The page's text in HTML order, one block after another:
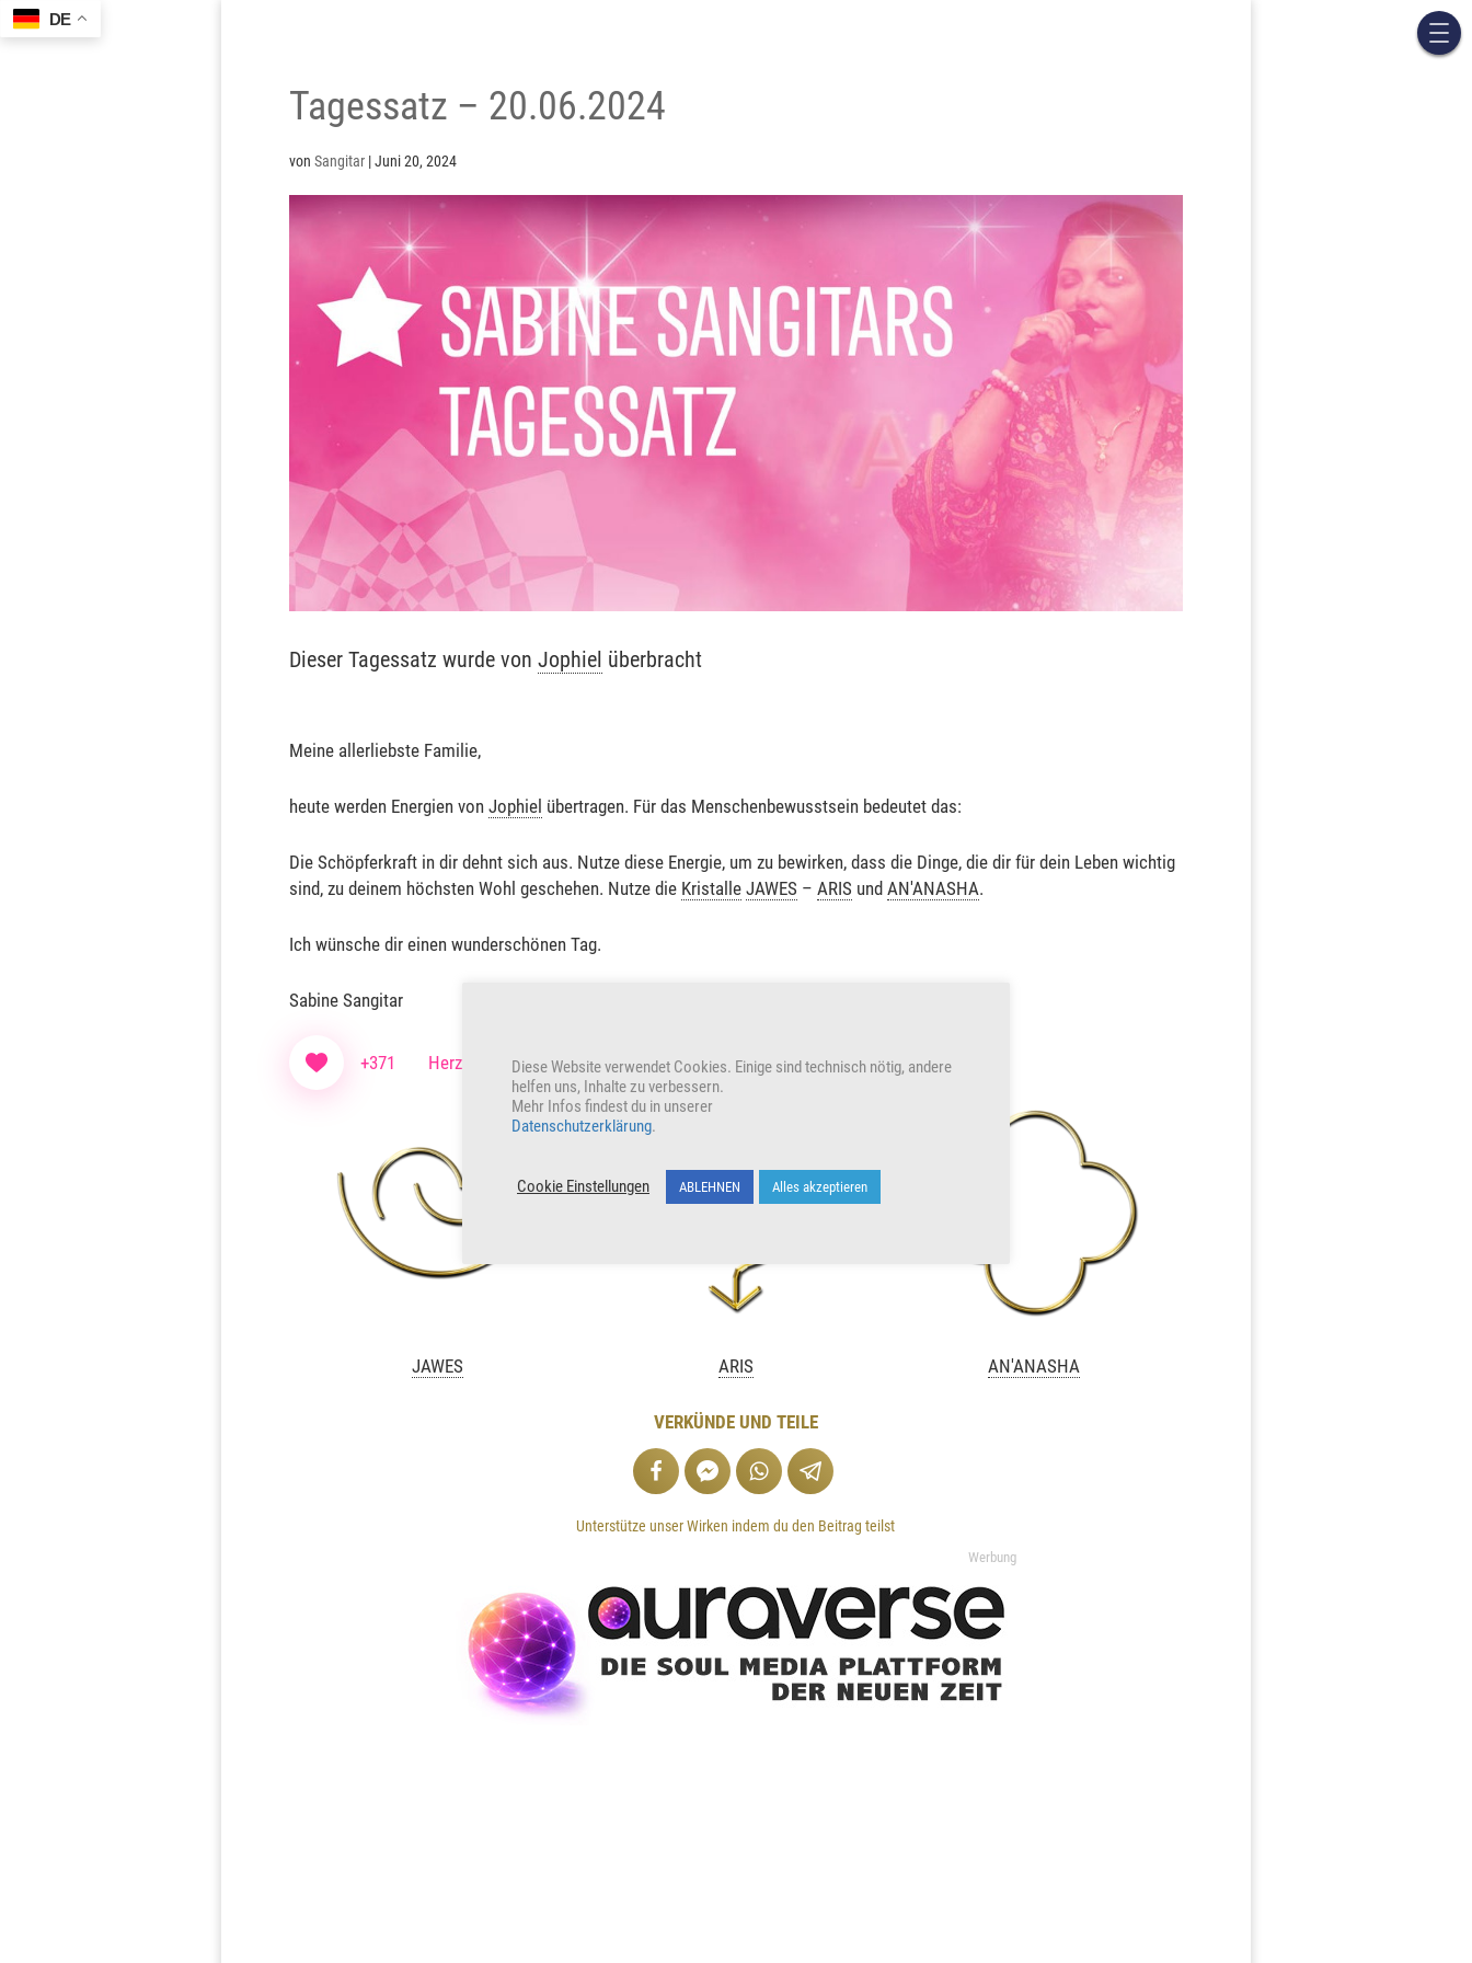
Tagessatz – 20.06.2024
von Sangitar|Juni 20, 2024
Dieser Tagessatz wurde von Jophiel überbracht
Meine allerliebste Familie,
heute werden Energien von Jophiel übertragen. Für das Menschenbewusstsein bedeutet das:
Die Schöpferkraft in dir dehnt sich aus. Nutze diese Energie, um zu bewirken, dass die Dinge, die dir für dein Leben wichtig
sind, zu deinem höchsten Wohl geschehen. Nutze die Kristalle JAWES – ARIS und AN'ANASHA.
Ich wünsche dir einen wunderschönen Tag.
Sabine Sangitar
+371 Herzen freuen auch uns
JAWES ARIS AN'ANASHA
VERKÜNDE UND TEILE
Unterstütze unser Wirken indem du den Beitrag teilst
Werbung
Diese Website verwendet Cookies. Einige sind technisch nötig, andere
helfen uns, Inhalte zu verbessern.
Mehr Infos findest du in unserer
Datenschutzerklärung.
Cookie Einstellungen ABLEHNEN Alles akzeptieren
DE